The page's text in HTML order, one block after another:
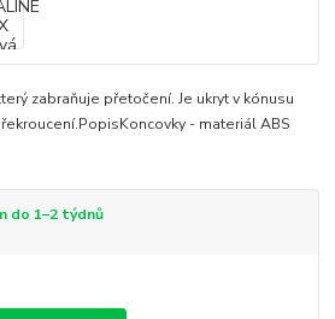
zabraňuje přetočení. Je ukryt v kónusu
- materiál ABS
do 1–2 týdnů